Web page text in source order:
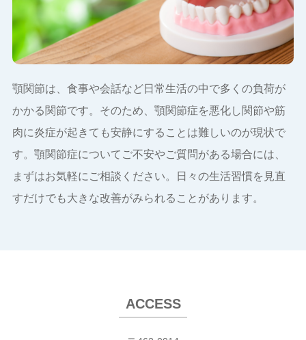
顎関節は、食事や会話など日常生活の中で多くの負荷が
かかる関節です。そのため、顎関節症を悪化し関節や筋
肉に炎症が起きても安静にすることは難しいのが現状で
す。顎関節症についてご不安やご質問がある場合には、
まずはお気軽にご相談ください。日々の生活習慣を見直
すだけでも大きな改善がみられることがあります。
ACCESS